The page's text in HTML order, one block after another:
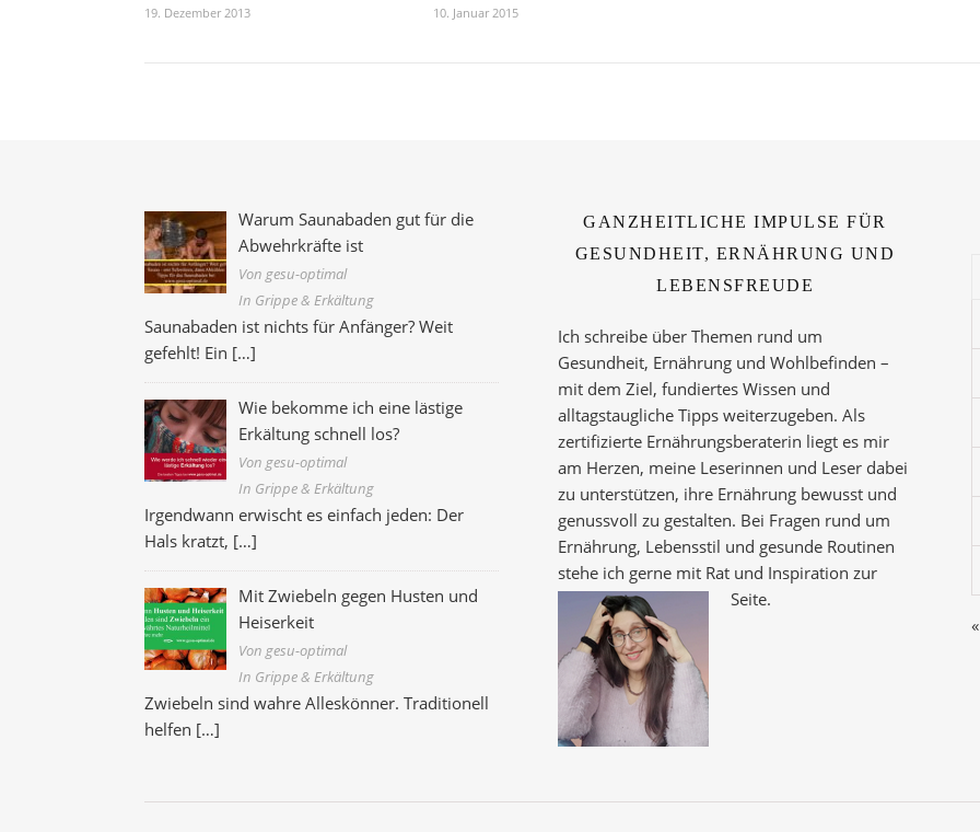
19. Dezember 2013 10. Januar 2015
Warum Saunabaden gut für die
Abwehrkräfte ist
Von gesu-optimal
In Grippe & Erkältung
Saunabaden ist nichts für Anfänger? Weit
gefehlt! Ein […]
Wie bekomme ich eine lästige
Erkältung schnell los?
Von gesu-optimal
In Grippe & Erkältung
Irgendwann erwischt es einfach jeden: Der
Hals kratzt, […]
Mit Zwiebeln gegen Husten und
Heiserkeit
Von gesu-optimal
In Grippe & Erkältung
Zwiebeln sind wahre Alleskönner. Traditionell
helfen […]
GANZHEITLICHE IMPULSE FÜR
GESUNDHEIT, ERNÄHRUNG UND
LEBENSFREUDE
Ich schreibe über Themen rund um
Gesundheit, Ernährung und Wohlbefinden –
mit dem Ziel, fundiertes Wissen und
alltagstaugliche Tipps weiterzugeben. Als
zertifizierte Ernährungsberaterin liegt es mir
am Herzen, meine Leserinnen und Leser dabei
zu unterstützen, ihre Ernährung bewusst und
genussvoll zu gestalten. Bei Fragen rund um
Ernährung, Lebensstil und gesunde Routinen
stehe ich gerne mit Rat und Inspiration zur
Seite.